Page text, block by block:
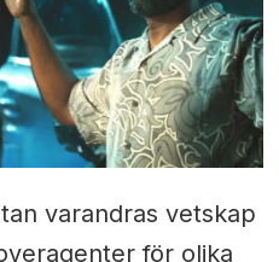
varandras vetskap
för olika